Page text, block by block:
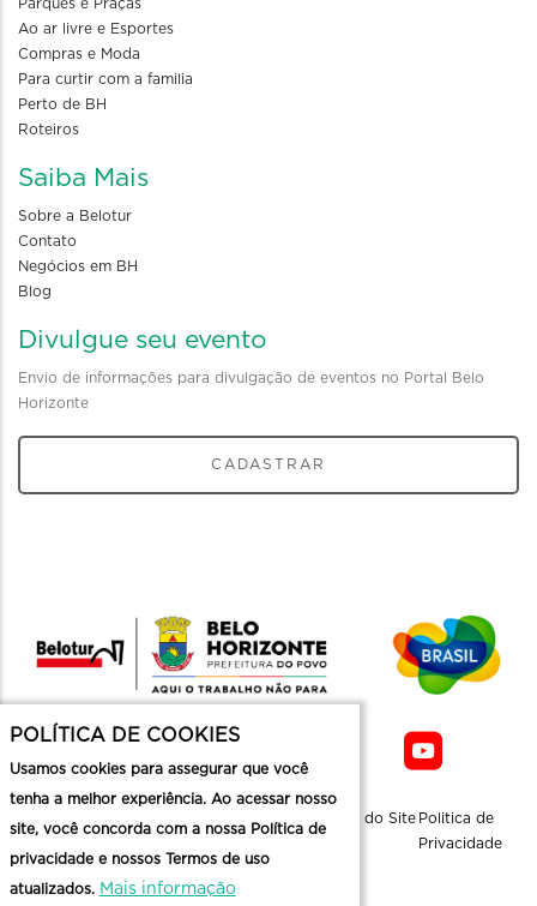
Parques e Praças
Ao ar livre e Esportes
Compras e Moda
Para curtir com a familia
Perto de BH
Roteiros
Saiba Mais
Sobre a Belotur
Contato
Negócios em BH
Blog
Divulgue seu evento
Envio de informações para divulgação de eventos no Portal Belo
Horizonte
CADASTRAR
Mapa do Site Politica de
Privacidade
POLÍTICA DE COOKIES
Usamos cookies para assegurar que você
tenha a melhor experiência. Ao acessar nosso
site, você concorda com a nossa Política de
privacidade e nossos Termos de uso
atualizados. Mais informação